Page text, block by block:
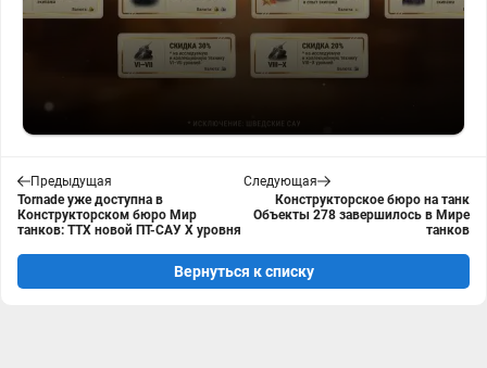
Предыдущая
Tornade уже доступна в
Конструкторском бюро Мир
танков: ТТХ новой ПТ-САУ X уровня
Следующая
Конструкторское бюро на танк
Объекты 278 завершилось в Мире
танков
Вернуться к списку